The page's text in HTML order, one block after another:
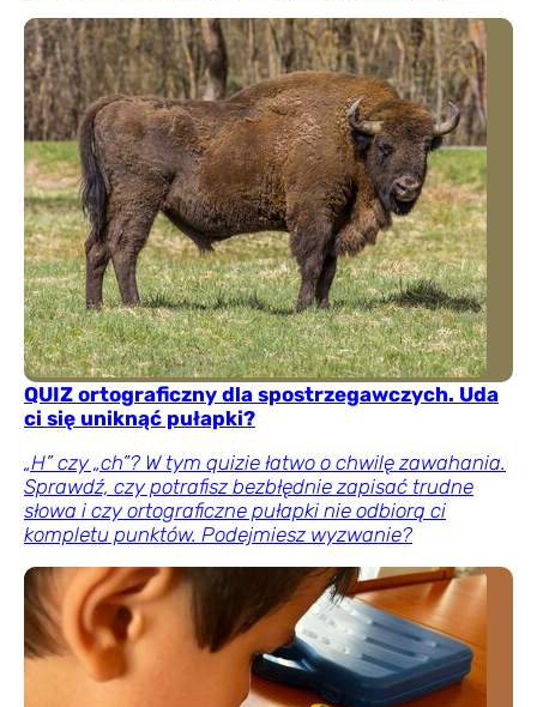
QUIZ ortograficzny dla spostrzegawczych. Uda
ci się uniknąć pułapki?
„H” czy „ch”? W tym quizie łatwo o chwilę zawahania.
Sprawdź, czy potrafisz bezbłędnie zapisać trudne
słowa i czy ortograficzne pułapki nie odbiorą ci
kompletu punktów. Podejmiesz wyzwanie?